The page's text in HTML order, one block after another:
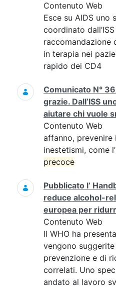
Contenuto Web
Esce su AIDS uno
coordinato
raccomandazione
in terapia nei
rapido dei CD4
Comunicato N°
grazie. Dall’ISS
aiutare chi vuole
Contenuto Web
affanno,
inestetismi, come
precoce
Pubblicato l’
reduce alcohol-
europea per
Contenuto Web
Il WHO ha
vengono
prevenzione e di
correlati. Uno
andato al lavoro